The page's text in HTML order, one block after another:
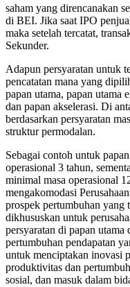
saham yang direncanakan
di BEI. Jika saat IPO
maka setelah tercatat,
Sekunder.
Adapun persyaratan untuk
pencatatan mana yang
papan utama, papan utama
dan papan akselerasi. Di
berdasarkan persyaratan
struktur permodalan.
Sebagai contoh untuk
operasional 3 tahun,
minimal masa operasional
mengakomodasi
prospek pertumbuhan yang
dikhususkan untuk
persyaratan di papan
pertumbuhan pendapatan
untuk menciptakan inovasi
produktivitas dan
sosial, dan masuk dalam